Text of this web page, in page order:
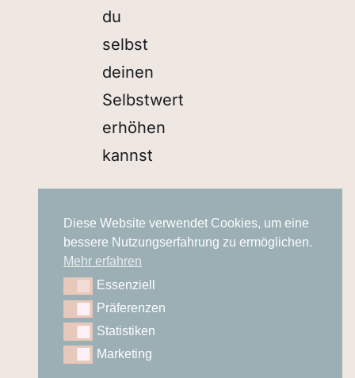
du
selbst
deinen
Selbstwert
erhöhen
kannst
im
Frauennetzwerk
zu
mehr
Leichtigkeit
Diese Website verwendet Cookies, um eine
bessere Nutzungserfahrung zu ermöglichen.
Mehr erfahren
EssenziellEssenziell
Präferenzen
Präferenzen
StatistikenStatistiken
MarketingMarketing